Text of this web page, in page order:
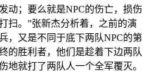
动；要么就是NPC的伤亡，损伤
扫。”张新杰分析着，之前的演
，又是不同于底下两队NPC的第
的胜利者，他们是趁着下边两队
地就打了两队人一个全军覆灭。